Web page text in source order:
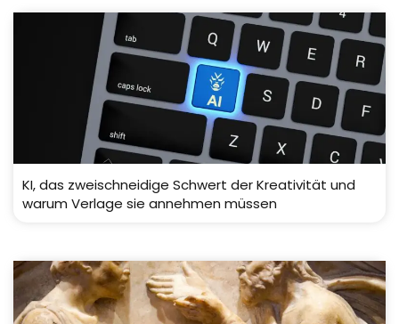
KI, das zweischneidige Schwert der Kreativität und
warum Verlage sie annehmen müssen